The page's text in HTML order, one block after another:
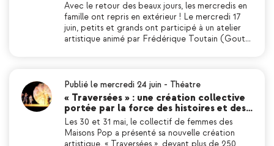
Avec le retour des beaux jours, les mercredis en
famille ont repris en extérieur ! Le mercredi 17
juin, petits et grands ont participé à un atelier
artistique animé par Frédérique Toutain (Gout…
Publié le mercredi 24 juin - Théatre
« Traversées » : une création collective
portée par la force des histoires et des…
Les 30 et 31 mai, le collectif de femmes des
Maisons Pop a présenté sa nouvelle création
artistique, « Traversées », devant plus de 250